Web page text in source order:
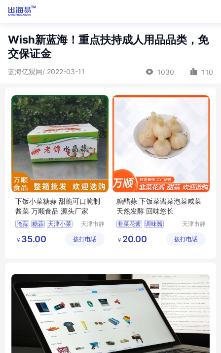
Wish新蓝海！重点扶持成人用品品类，免
交保证金
蓝海亿观网/ 2022-03-11 1030 110
下饭小菜糖蒜 甜脆可口腌制
酱菜 万顺食品 源头厂家
腌蒜 糖蒜 天津小菜
天津市静
食品有限
￥ 35.00 拨打电话
糖醋蒜 下饭菜酱菜泡菜咸菜
天然发酵 回味悠长
韭菜花酱 调味酱
天津市静
食品有限
￥ 20.00 拨打电话